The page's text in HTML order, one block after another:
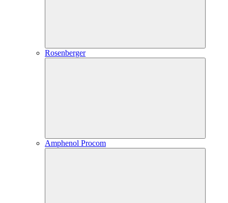
Rosenberger
Amphenol Procom